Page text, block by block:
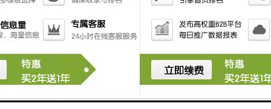
务，确保客户从咨询到验收的全程**。
造，并严格把控每道工序，确保出厂产品符合质量标
准。
针对短期或临时性项目，我们提供围挡租赁服务，帮助